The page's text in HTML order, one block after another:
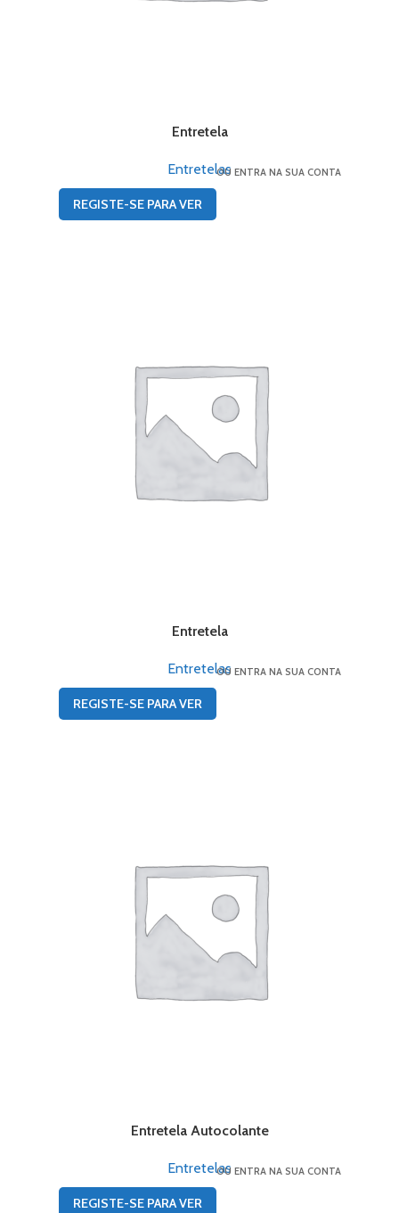
Entretela
Entretelas
REGISTE-SE PARA VER
OU ENTRA NA SUA CONTA
Entretela
Entretelas
REGISTE-SE PARA VER
OU ENTRA NA SUA CONTA
Entretela Autocolante
Entretelas
REGISTE-SE PARA VER
OU ENTRA NA SUA CONTA